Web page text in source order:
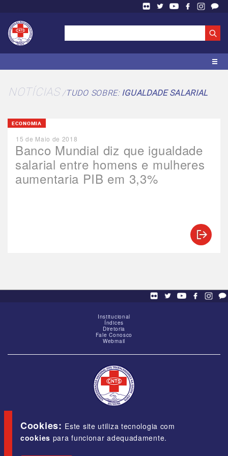
Cookies: Este site utiliza tecnologia com
cookies para funcionar adequadamente.
NOTÍCIAS TUDO SOBRE: IGUALDADE SALARIAL
Banco Mundial diz que igualdade
salarial entre homens e mulheres
aumentaria PIB em 3,3%
ECONOMIA
15 de Maio de 2018
Institucional
Índices
Diretoria
Fale Conosco
Webmail
Brasília-DF, CEP 70309-900
E-mail:cnts@cnts.org.br